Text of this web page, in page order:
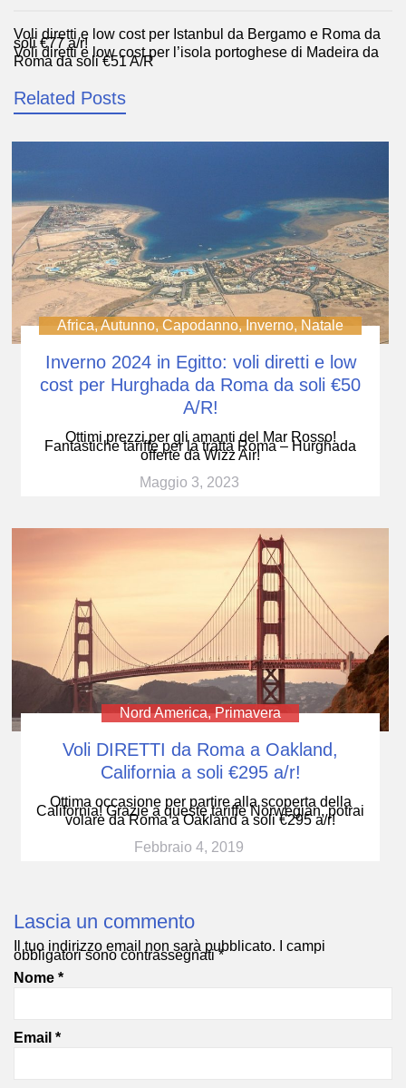
Navigazione
articoli
Voli diretti e low cost per Istanbul da Bergamo e Roma da
soli €77 a/r!
Voli diretti e low cost per l’isola portoghese di Madeira da
Roma da soli €51 A/R
Related Posts
Africa,Autunno, Capodanno, Inverno, Natale
Inverno 2024 in Egitto: voli diretti e low
cost per Hurghada da Roma da soli €50
A/R!
Ottimi prezzi per gli amanti del Mar Rosso!
Fantastiche tariffe per la tratta Roma – Hurghada
offerte da Wizz Air!
Maggio 3, 2023
Nord America,Primavera
Voli DIRETTI da Roma a Oakland,
California a soli €295 a/r!
Ottima occasione per partire alla scoperta della
California! Grazie a queste tariffe Norwegian, potrai
volare da Roma a Oakland a soli €295 a/r!
Febbraio 4, 2019
Lascia un commento
Il tuo indirizzo email non sarà pubblicato. I campi
obbligatori sono contrassegnati*
Nome *
Email *